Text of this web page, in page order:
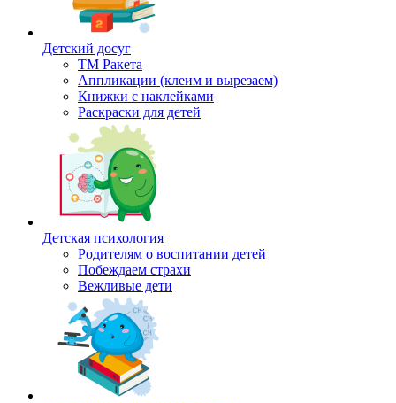
Детский досуг
ТМ Ракета
Аппликации (клеим и вырезаем)
Книжки с наклейками
Раскраски для детей
Детская психология
Родителям о воспитании детей
Побеждаем страхи
Вежливые дети